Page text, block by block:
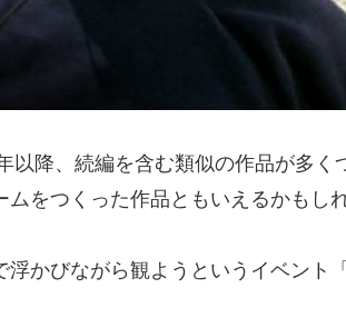
以降、続編を含む類似の作品が多く
をつくった作品ともいえるかもしれ
かびながら観ようというイベント